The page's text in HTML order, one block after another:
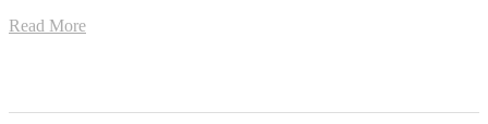
Read More